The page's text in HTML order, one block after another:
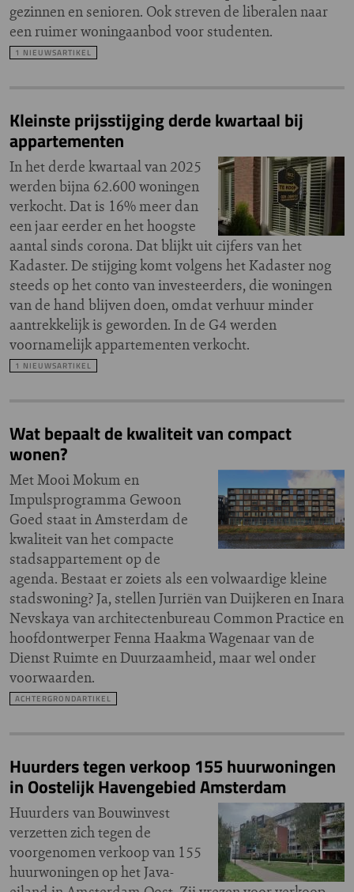
gezinnen en senioren. Ook streven de liberalen naar
een ruimer woningaanbod voor studenten.
1 NIEUWSARTIKEL
Kleinste prijsstijging derde kwartaal bij
appartementen
In het derde kwartaal van 2025
werden bijna 62.600 woningen
verkocht. Dat is 16% meer dan
een jaar eerder en het hoogste
aantal sinds corona. Dat blijkt uit cijfers van het
Kadaster. De stijging komt volgens het Kadaster nog
steeds op het conto van investeerders, die woningen
van de hand blijven doen, omdat verhuur minder
aantrekkelijk is geworden. In de G4 werden
voornamelijk appartementen verkocht.
1 NIEUWSARTIKEL
Wat bepaalt de kwaliteit van compact
wonen?
Met Mooi Mokum en
Impulsprogramma Gewoon
Goed staat in Amsterdam de
kwaliteit van het compacte
stadsappartement op de
agenda. Bestaat er zoiets als een volwaardige kleine
stadswoning? Ja, stellen Jurriën van Duijkeren en Inara
Nevskaya van architectenbureau Common Practice en
hoofdontwerper Fenna Haakma Wagenaar van de
Dienst Ruimte en Duurzaamheid, maar wel onder
voorwaarden.
ACHTERGRONDARTIKEL
Huurders tegen verkoop 155 huurwoningen
in Oostelijk Havengebied Amsterdam
Huurders van Bouwinvest
verzetten zich tegen de
voorgenomen verkoop van 155
huurwoningen op het Java-